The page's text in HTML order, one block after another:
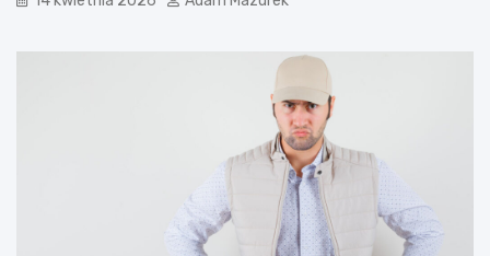
a
t
?